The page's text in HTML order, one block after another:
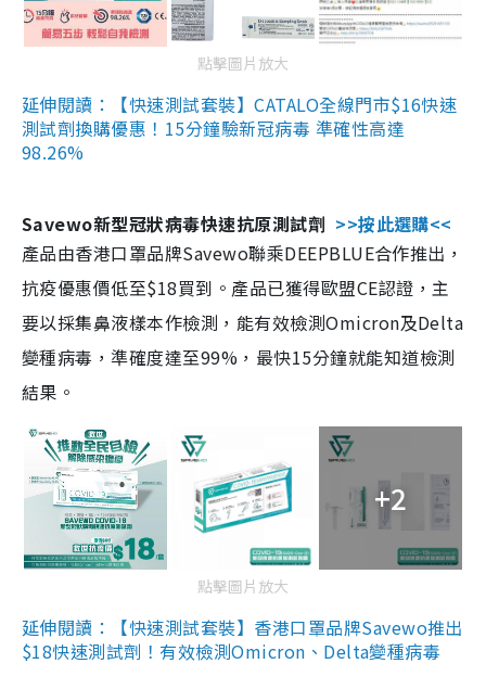
點擊圖片放大
延伸閱讀：【快速測試套裝】CATALO全線門市$16快速
測試劑換購優惠！15分鐘驗新冠病毒 準確性高達
98.26%
Savewo新型冠狀病毒快速抗原測試劑 >>按此選購<<
產品由香港口罩品牌Savewo聯乘DEEPBLUE合作推出，
抗疫優惠價低至$18買到。產品已獲得歐盟CE認證，主
要以採集鼻液樣本作檢測，能有效檢測Omicron及Delta
變種病毒，準確度達至99%，最快15分鐘就能知道檢測
結果。
+2
點擊圖片放大
延伸閱讀：【快速測試套裝】香港口罩品牌Savewo推出
$18快速測試劑！有效檢測Omicron、Delta變種病毒